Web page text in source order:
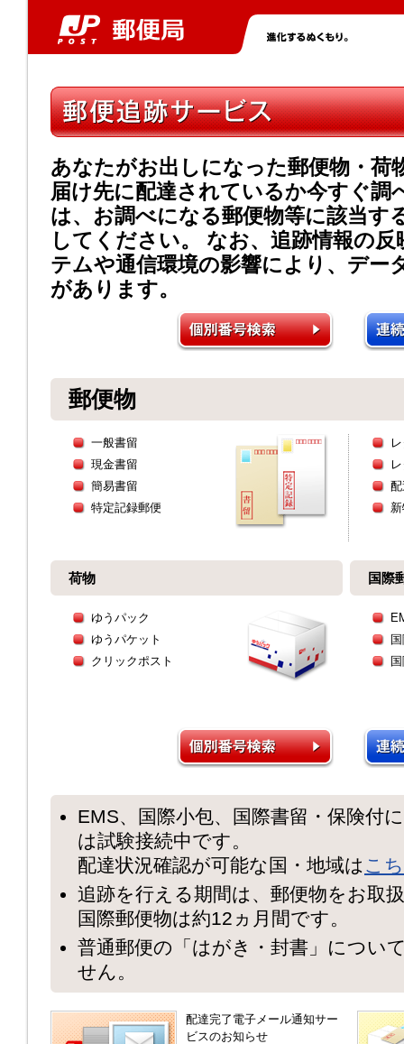
あなたがお出しになった郵便物・荷
届け先に配達されているか今すぐ調
は、お調べになる郵便物等に該当す
してください。 なお、追跡情報の
テムや通信環境の影響により、デー
があります。
郵便物
一般書留
現金書留
簡易書留
特定記録郵便
荷物
ゆうパック
ゆうパケット
クリックポスト
国際
EMS、国際小包、国際書留・保険付
は試験接続中です。
配達状況確認が可能な国・地域は こ
追跡を行える期間は、郵便物をお取
国際郵便物は約12ヵ月間です。
普通郵便の「はがき・封書」につい
せん。
配達完了電子メール通知サー
ビスのお知らせ